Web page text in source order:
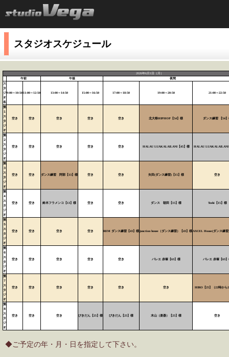
スタジオスケジュール
2026年6月1日（月）
午前
午後
夜間
ス
タ
ジ
オ
名
9:00～10:5011:00～12:50 13:00～14:50 15:00～16:50 17:00～18:50 19:00～20:50 21:00～22:50
第
１
ス
タ
ジ
オ
空き 空き 空き 空き 空き 北大祭HIPHOP【54】様 ダンス練習 【54】
第
２
ス
タ
ジ
オ
空き 空き 空き 空き 空き HALAU LUAKALAILANI【45】様 HALAU LUAKALAILANI
第
３
ス
タ
ジ
オ
空き 空き ダンス練習 阿部【13】様 空き 空き 矢田(ダンス練習)【15】様 空き
第
４
ス
タ
ジ
オ
空き 空き 鈴木フラメンコ【13】様 空き 空き ダンス 朝田【15】様 Toshi【15】様
第
５
ス
タ
ジ
オ
空き 空き 空き 空き REM ダンス練習【43】様junction house（ダンス練習）【43】様AXCEL House(ダンス練習
第
６
ス
タ
ジ
オ
空き 空き 空き 空き 空き バレエ 赤塚【63】様 バレエ 赤塚【63】
第
７
ス
タ
ジ
オ
空き 空き 空き 空き 空き 空き HIRO【25】（22時から
第
８
ス
タ
ジ
オ
空き 空き 空き びきだん【25】様 びきだん【25】様 木山（楽器）【25】様 空き
◆ご予定の年・月・日を指定して下さい。